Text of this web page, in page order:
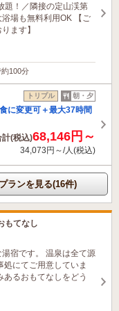
題！／隣接の定山渓第
場も無料利用OK 【ご
ます】
約100分
トリプル 朝・夕
に変更可＋最大37時間
計(税込)68,146円～
34,073円～/人(税込)
プランを見る(16件)
もてなし
宿です。 温泉は全て源
処にてご用意していま
るおもてなしをどう